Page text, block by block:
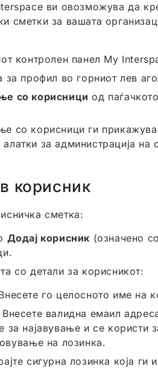
ви овозможува да
сметки за вашата
контролен панел My
за профил во горниот лев
со корисници од
со корисници ги
за администрација на
корисник
сметка:
Додај корисник (означено
со детали за корисникот:
го целосното име на
Внесете валидна емаил
за најавување и се користи
на лозинка.
сигурна лозинка која ги